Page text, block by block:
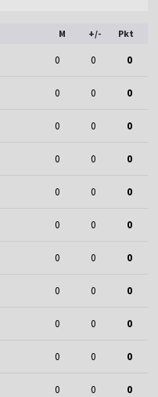
M +/- Pkt
0 0 0
0 0 0
0 0 0
0 0 0
0 0 0
0 0 0
0 0 0
0 0 0
0 0 0
0 0 0
0 0 0